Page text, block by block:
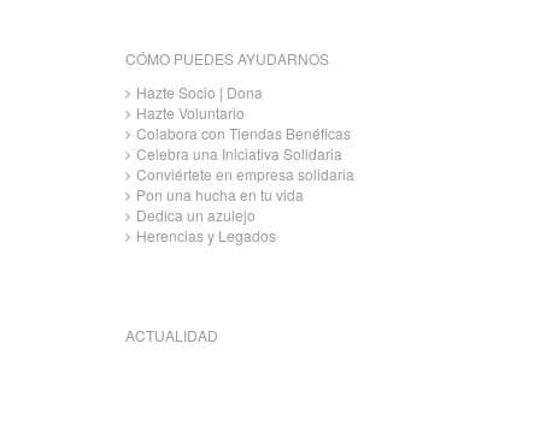
CÓMO PUEDES AYUDARNOS
Hazte Socio | Dona
Hazte Voluntario
Colabora con Tiendas Benéficas
Celebra una Iniciativa Solidaria
Conviértete en empresa solidaria
Pon una hucha en tu vida
Dedica un azulejo
Herencias y Legados
ACTUALIDAD